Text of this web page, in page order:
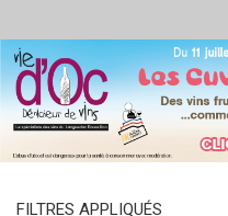
FILTRES APPLIQUÉS